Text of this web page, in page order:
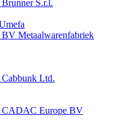
S.r.l.
BV Metaalwarenfabriek
Cabbunk Ltd.
CADAC Europe BV